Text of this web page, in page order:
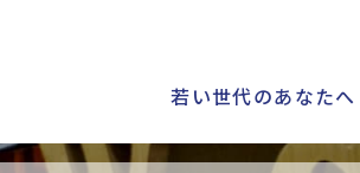
若い世代のあなたへ